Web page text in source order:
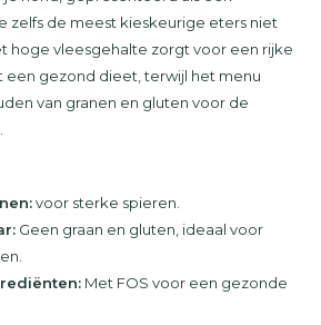
zelfs de meest kieskeurige eters niet
hoge vleesgehalte zorgt voor een rijke
een gezond dieet, terwijl het menu
van granen en gluten voor de
voor sterke spieren.
Geen graan en gluten, ideaal voor
Met FOS voor een gezonde